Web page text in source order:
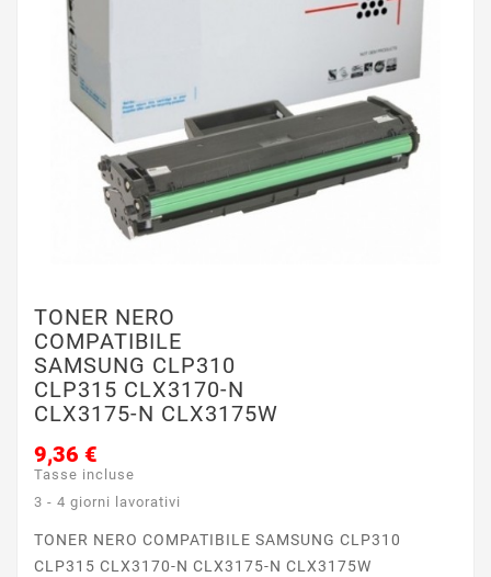
TONER NERO
COMPATIBILE
SAMSUNG CLP310
CLP315 CLX3170-N
CLX3175-N CLX3175W
9,36 €
Tasse incluse
3 - 4 giorni lavorativi
TONER NERO COMPATIBILE SAMSUNG CLP310
CLP315 CLX3170-N CLX3175-N CLX3175W